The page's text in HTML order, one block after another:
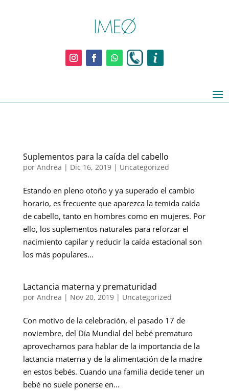
Suplementos para la caída del cabello
por Andrea | Dic 16, 2019| Uncategorized
Estando en pleno otoño y ya superado el cambio
horario, es frecuente que aparezca la temida caída
de cabello, tanto en hombres como en mujeres. Por
ello, los suplementos naturales para reforzar el
nacimiento capilar y reducir la caída estacional son
los más populares...
Lactancia materna y prematuridad
por Andrea | Nov 20, 2019| Uncategorized
Con motivo de la celebración, el pasado 17 de
noviembre, del Día Mundial del bebé prematuro
aprovechamos para hablar de la importancia de la
lactancia materna y de la alimentación de la madre
en estos bebés. Cuando una familia decide tener un
bebé no suele ponerse en...